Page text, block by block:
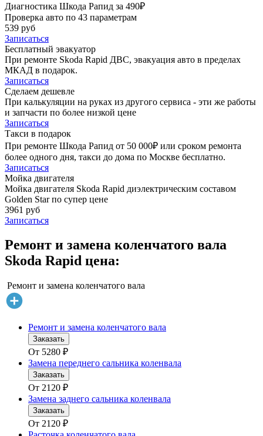
Диагностика Шкода Рапид за 490₽
Проверка авто по 43 параметрам
539 руб
Записаться
Бесплатный эвакуатор
При ремонте Skoda Rapid ДВС, эвакуация авто в пределах
МКАД в подарок.
Записаться
Сделаем дешевле
При калькуляции на руках из другого сервиса - эти же работы
и запчасти по более низкой цене
Записаться
Такси в подарок
При ремонте Шкода Рапид от 50 000₽ или сроком ремонта
более одного дня, такси до дома по Москве бесплатно.
Записаться
Мойка двигателя
Мойка двигателя Skoda Rapid диэлектрическим составом
Golden Star по супер цене
3961 руб
Записаться
Ремонт и замена коленчатого вала
Skoda Rapid цена:
Ремонт и замена коленчатого вала
Ремонт и замена коленчатого вала
Заказать
От 5280 ₽
Замена переднего сальника коленвала
Заказать
От 2120 ₽
Замена заднего сальника коленвала
Заказать
От 2120 ₽